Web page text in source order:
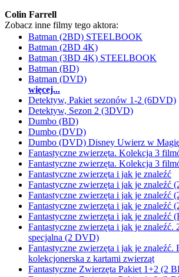
Colin Farrell
Zobacz inne filmy tego aktora:
Batman (2BD) STEELBOOK
Batman (2BD 4K)
Batman (3BD 4K) STEELBOOK
Batman (BD)
Batman (DVD)
więcej...
Detektyw, Pakiet sezonów 1-2 (6DVD)
Detektyw, Sezon 2 (3DVD)
Dumbo (BD)
Dumbo (DVD)
Dumbo (DVD) Disney Uwierz w
Fantastyczne zwierzęta. Kolekcja 3
Fantastyczne zwierzęta. Kolekcja 3
Fantastyczne zwierzęta i jak je znaleźć
Fantastyczne zwierzęta i jak je znaleźć
Fantastyczne zwierzęta i jak je znaleźć
Fantastyczne zwierzęta i jak je znaleźć
Fantastyczne zwierzęta i jak je znaleźć
Fantastyczne zwierzęta i jak je znaleźć.
specjalna (2 DVD)
Fantastyczne zwierzęta i jak je znaleźć.
kolekcjonerska z kartami zwierząt
Fantastyczne Zwierzęta Pakiet 1+2 (2